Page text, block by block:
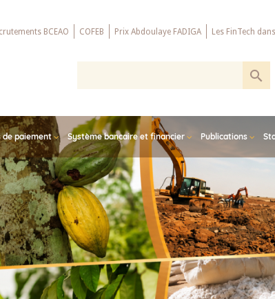
BCEAO COFEB Prix Abdoulaye FADIGA Les FinTech
de paiement Système bancaire et financier Publications